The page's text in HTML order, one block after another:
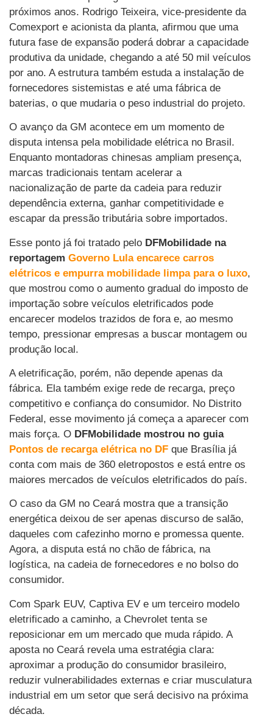
próximos anos. Rodrigo Teixeira, vice-presidente da
Comexport e acionista da planta, afirmou que uma
futura fase de expansão poderá dobrar a capacidade
produtiva da unidade, chegando a até 50 mil veículos
por ano. A estrutura também estuda a instalação de
fornecedores sistemistas e até uma fábrica de
baterias, o que mudaria o peso industrial do projeto.
O avanço da GM acontece em um momento de
disputa intensa pela mobilidade elétrica no Brasil.
Enquanto montadoras chinesas ampliam presença,
marcas tradicionais tentam acelerar a
nacionalização de parte da cadeia para reduzir
dependência externa, ganhar competitividade e
escapar da pressão tributária sobre importados.
Esse ponto já foi tratado pelo DFMobilidade na
reportagem Governo Lula encarece carros
elétricos e empurra mobilidade limpa para o luxo,
que mostrou como o aumento gradual do imposto de
importação sobre veículos eletrificados pode
encarecer modelos trazidos de fora e, ao mesmo
tempo, pressionar empresas a buscar montagem ou
produção local.
A eletrificação, porém, não depende apenas da
fábrica. Ela também exige rede de recarga, preço
competitivo e confiança do consumidor. No Distrito
Federal, esse movimento já começa a aparecer com
mais força. O DFMobilidade mostrou no guia
Pontos de recarga elétrica no DF que Brasília já
conta com mais de 360 eletropostos e está entre os
maiores mercados de veículos eletrificados do país.
O caso da GM no Ceará mostra que a transição
energética deixou de ser apenas discurso de salão,
daqueles com cafezinho morno e promessa quente.
Agora, a disputa está no chão de fábrica, na
logística, na cadeia de fornecedores e no bolso do
consumidor.
Com Spark EUV, Captiva EV e um terceiro modelo
eletrificado a caminho, a Chevrolet tenta se
reposicionar em um mercado que muda rápido. A
aposta no Ceará revela uma estratégia clara:
aproximar a produção do consumidor brasileiro,
reduzir vulnerabilidades externas e criar musculatura
industrial em um setor que será decisivo na próxima
década.